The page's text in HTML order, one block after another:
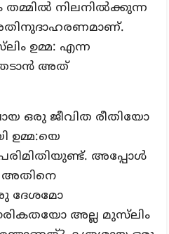
തമ്മില്‍ നിലനില്‍ക്കുന്ന
ഉമ്മ: എന്ന
അത്
ജീവിത രീതിയോ
ഉമ്മ:യെ
അപ്പോള്‍
അതിനെ
ദേശമോ
അല്ല മുസ്‌ലിം